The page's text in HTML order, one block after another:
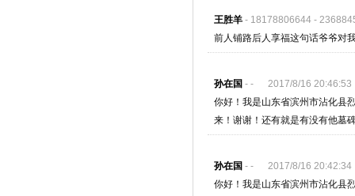
王胜羊- 18178806644 -
前人铺路后人享福这句话爷爷对
孙在国 - - 2017/8/16 20:46:53
你好！我是山东省滨州市沾化县
来！谢谢！还有就是有没有他墓
孙在国 - - 2017/8/16 20:42:34
你好！我是山东省滨州市沾化县